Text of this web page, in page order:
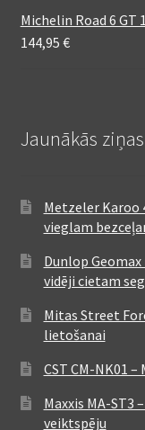
Michelin Road 6 GT
144,95 €
Jaunākās ziņas
Metzeler Karoo
vieglam
Dunlop
vidēji cietam
Mitas Street
lietošanai
CST CM-NK01
Maxxis MA-
veiktspēju